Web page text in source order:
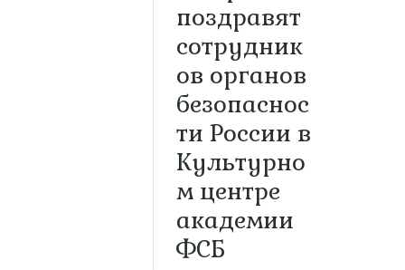
поздравят
сотрудник
ов органов
безопаснос
ти России в
Культурно
м центре
академии
ФСБ